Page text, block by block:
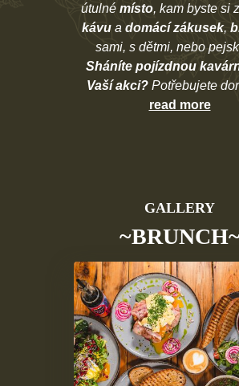
útulné místo, kam byste si
kávu a domácí zákusek,
sami, s dětmi, nebo
Sháníte pojízdnou
Vaší akci? Potřebujete
read more
GALLERY